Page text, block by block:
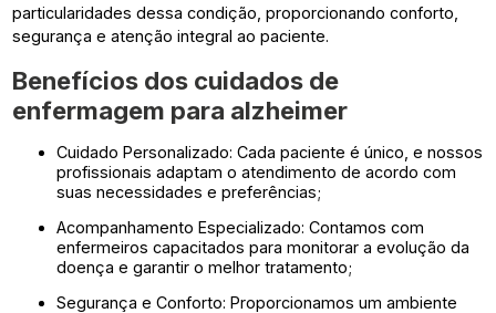
particularidades dessa condição, proporcionando conforto,
segurança e atenção integral ao paciente.
Benefícios dos cuidados de
enfermagem para alzheimer
Cuidado Personalizado: Cada paciente é único, e nossos
profissionais adaptam o atendimento de acordo com
suas necessidades e preferências;
Acompanhamento Especializado: Contamos com
enfermeiros capacitados para monitorar a evolução da
doença e garantir o melhor tratamento;
Segurança e Conforto: Proporcionamos um ambiente